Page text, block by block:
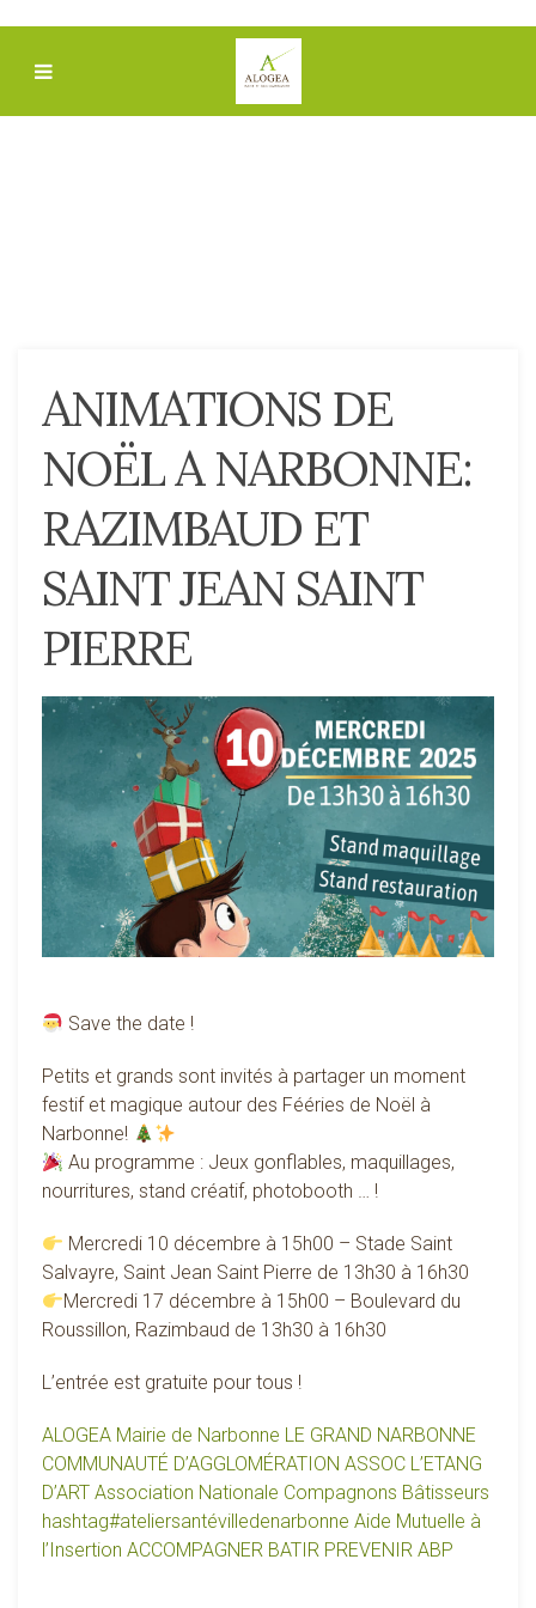
ANIMATIONS DE
NOËL A NARBONNE:
RAZIMBAUD ET
SAINT JEAN SAINT
PIERRE
Save the date !
Petits et grands sont invités à partager un moment
festif et magique autour des Fééries de Noël à
Narbonne!
Au programme : Jeux gonflables, maquillages,
nourritures, stand créatif, photobooth … !
Mercredi 10 décembre à 15h00 – Stade Saint
Salvayre, Saint Jean Saint Pierre de 13h30 à 16h30
Mercredi 17 décembre à 15h00 – Boulevard du
Roussillon, Razimbaud de 13h30 à 16h30
L’entrée est gratuite pour tous !
ALOGEA Mairie de Narbonne LE GRAND NARBONNE
COMMUNAUTÉ D’AGGLOMÉRATION ASSOC L’ETANG
D’ART Association Nationale Compagnons Bâtisseurs
hashtag#ateliersantévilledenarbonne Aide Mutuelle à
l’Insertion ACCOMPAGNER BATIR PREVENIR ABP